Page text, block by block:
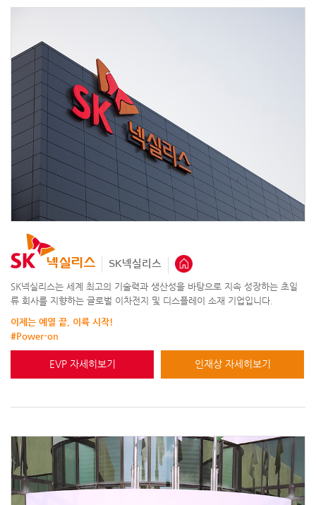
SK넥실리스
SK넥실리스는 세계 최고의 기술력과 생산성을 바탕으로 지속 성장하는 초일
류 회사를 지향하는 글로벌 이차전지 및 디스플레이 소재 기업입니다.
이제는 예열 끝, 이륙 시작!
#Power-on
EVP 자세히보기 인재상 자세히보기